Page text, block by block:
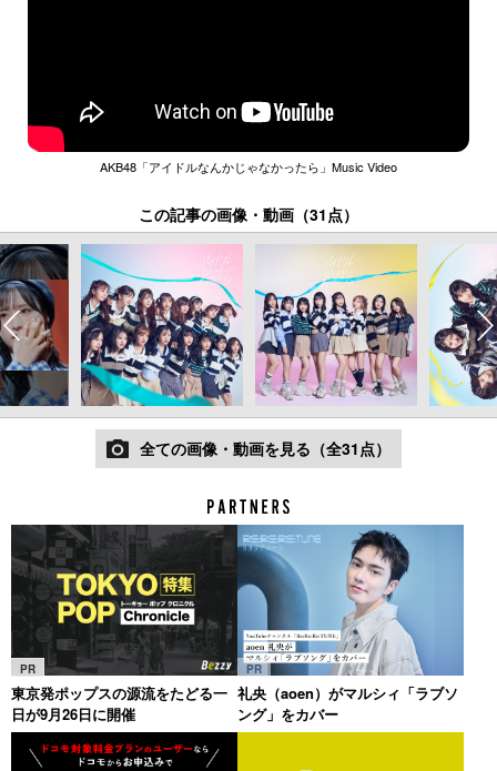
AKB48「アイドルなんかじゃなかったら」Music Video
この記事の画像・動画（31点）
全ての画像・動画を見る（全31点）
PR
東京発ポップスの源流をたどる一
日が9月26日に開催
PR
礼央（aoen）がマルシィ「ラブソ
ング」をカバー